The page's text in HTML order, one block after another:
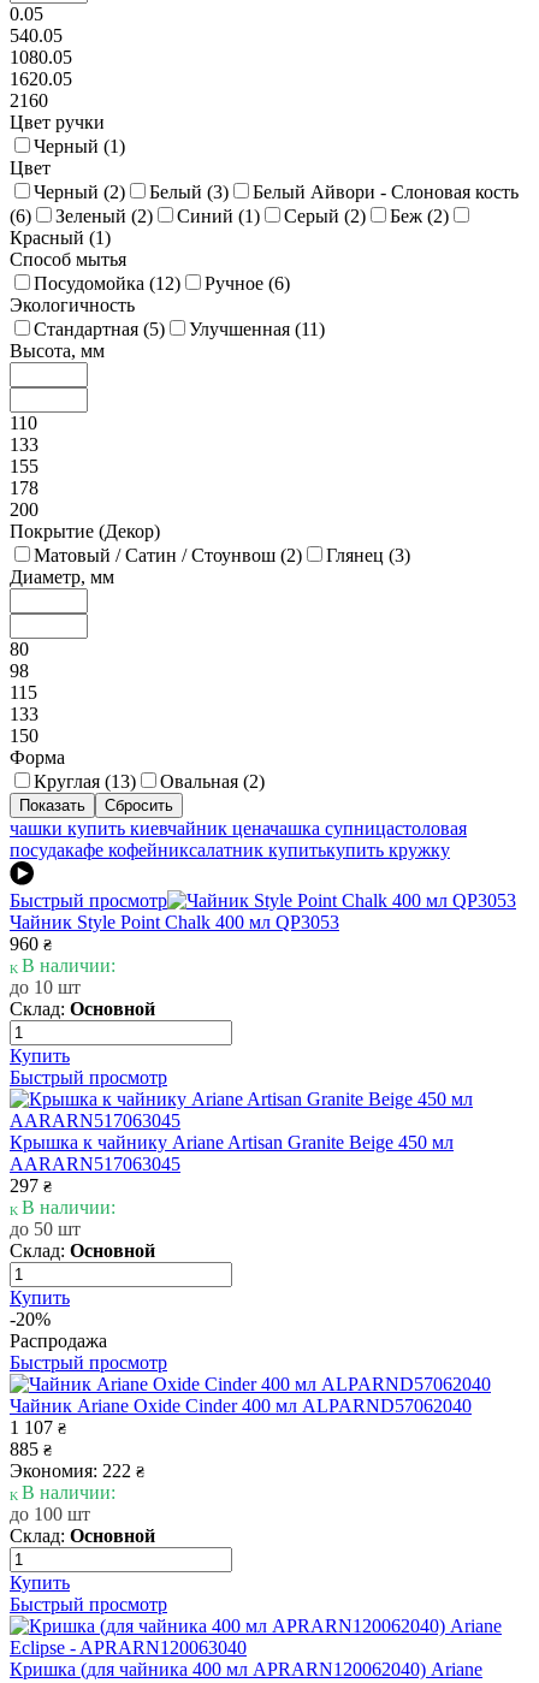
0.05
540.05
1080.05
1620.05
2160
Цвет ручки
Черный (1)
Цвет
Черный (2) Белый (3)
Белый Айвори - Слоновая кость
(6) Зеленый (2) Синий (1) Серый (2) Беж (2)
Красный (1)
Способ мытья
Посудомойка (12) Ручное (6)
Экологичность
Стандартная (5) Улучшенная (11)
Высота, мм
110
133
155
178
200
Покрытие (Декор)
Матовый / Сатин / Стоунвош (2) Глянец (3)
Диаметр, мм
80
98
115
133
150
Форма
Круглая (13) Овальная (2)
чашки купить киевчайник ценачашка супницастоловая
посудакафе кофейниксалатник купитькупить кружку
Быстрый просмотр
Чайник Style Point Chalk 400 мл QP3053
960 ₴
В наличии:
до 10 шт
Склад: Основной
Купить
Быстрый просмотр
Крышка к чайнику Ariane Artisan Granite Beige 450 мл
AARARN517063045
297 ₴
В наличии:
до 50 шт
Склад: Основной
Купить
-20%
Распродажа
Быстрый просмотр
Чайник Ariane Oxide Cinder 400 мл ALPARND57062040
1 107 ₴
885 ₴
Экономия: 222 ₴
В наличии:
до 100 шт
Склад: Основной
Купить
Быстрый просмотр
Кришка (для чайника 400 мл APRARN120062040) Ariane